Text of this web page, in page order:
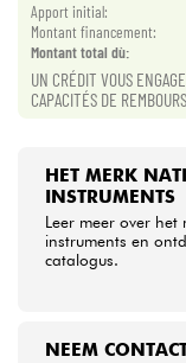
Apport initial:
Montant financement:
Montant total dù:
UN CRÉDIT VOUS
CAPACITÉS DE
HET MERK
INSTRUMENTS
Leer meer over het
instruments en
catalogus.
NEEM